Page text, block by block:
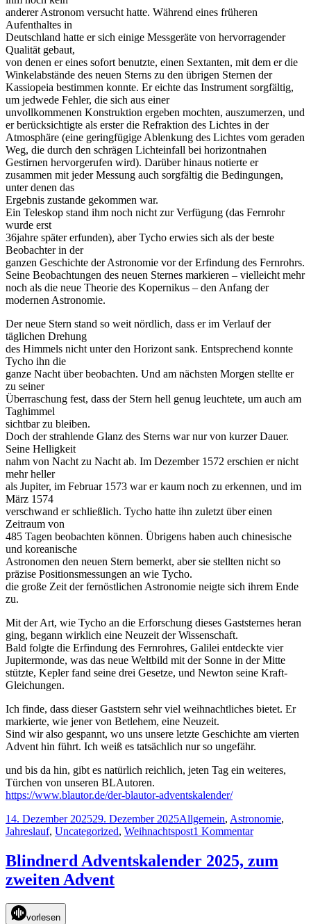
anderer Astronom versucht hatte. Während eines früheren
Aufenthaltes in
Deutschland hatte er sich einige Messgeräte von hervorragender
Qualität gebaut,
von denen er eines sofort benutzte, einen Sextanten, mit dem er die
Winkelabstände des neuen Sterns zu den übrigen Sternen der
Kassiopeia bestimmen konnte. Er eichte das Instrument sorgfältig,
um jedwede Fehler, die sich aus einer
unvollkommenen Konstruktion ergeben mochten, auszumerzen, und
er berücksichtigte als erster die Refraktion des Lichtes in der
Atmosphäre (eine geringfügige Ablenkung des Lichtes vom geraden
Weg, die durch den schrägen Lichteinfall bei horizontnahen
Gestirnen hervorgerufen wird). Darüber hinaus notierte er
zusammen mit jeder Messung auch sorgfältig die Bedingungen,
unter denen das
Ergebnis zustande gekommen war.
Ein Teleskop stand ihm noch nicht zur Verfügung (das Fernrohr
wurde erst
36jahre später erfunden), aber Tycho erwies sich als der beste
Beobachter in der
ganzen Geschichte der Astronomie vor der Erfindung des Fernrohrs.
Seine Beobachtungen des neuen Sternes markieren – vielleicht mehr
noch als die neue Theorie des Kopernikus – den Anfang der
modernen Astronomie.
Der neue Stern stand so weit nördlich, dass er im Verlauf der
täglichen Drehung
des Himmels nicht unter den Horizont sank. Entsprechend konnte
Tycho ihn die
ganze Nacht über beobachten. Und am nächsten Morgen stellte er
zu seiner
Überraschung fest, dass der Stern hell genug leuchtete, um auch am
Taghimmel
sichtbar zu bleiben.
Doch der strahlende Glanz des Sterns war nur von kurzer Dauer.
Seine Helligkeit
nahm von Nacht zu Nacht ab. Im Dezember 1572 erschien er nicht
mehr heller
als Jupiter, im Februar 1573 war er kaum noch zu erkennen, und im
März 1574
verschwand er schließlich. Tycho hatte ihn zuletzt über einen
Zeitraum von
485 Tagen beobachten können. Übrigens haben auch chinesische
und koreanische
Astronomen den neuen Stern bemerkt, aber sie stellten nicht so
präzise Positionsmessungen an wie Tycho.
die große Zeit der fernöstlichen Astronomie neigte sich ihrem Ende
zu.
Mit der Art, wie Tycho an die Erforschung dieses Gaststernes heran
ging, begann wirklich eine Neuzeit der Wissenschaft.
Bald folgte die Erfindung des Fernrohres, Galilei entdeckte vier
Jupitermonde, was das neue Weltbild mit der Sonne in der Mitte
stützte, Kepler fand seine drei Gesetze, und Newton seine Kraft-
Gleichungen.
Ich finde, dass dieser Gaststern sehr viel weihnachtliches bietet. Er
markierte, wie jener von Betlehem, eine Neuzeit.
Sind wir also gespannt, wo uns unsere letzte Geschichte am vierten
Advent hin führt. Ich weiß es tatsächlich nur so ungefähr.
und bis da hin, gibt es natürlich reichlich, jeten Tag ein weiteres,
Türchen von unseren BLAutoren.
https://www.blautor.de/der-blautor-adventskalender/
Veröffentlicht
am
14. Dezember 202529. Dezember 2025Kategorien
Allgemein, Astronomie,
Jahreslauf, Uncategorized, Weihnachtspost1 Kommentarzu
2025,
Blindnerd Adventskalender 2025, zum
zweiten Advent
vorlesen